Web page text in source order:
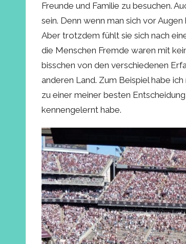
Freunde und Familie zu besuchen.
sein. Denn wenn man sich vor
Aber trotzdem fühlt sie sich nach
die Menschen Fremde waren mit
bisschen von den verschiedenen
anderen Land. Zum Beispiel habe
zu einer meiner besten
kennengelernt habe.